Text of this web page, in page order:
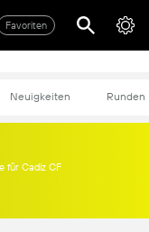
Favoriten
Neuigkeiten Runden
für Cadiz CF